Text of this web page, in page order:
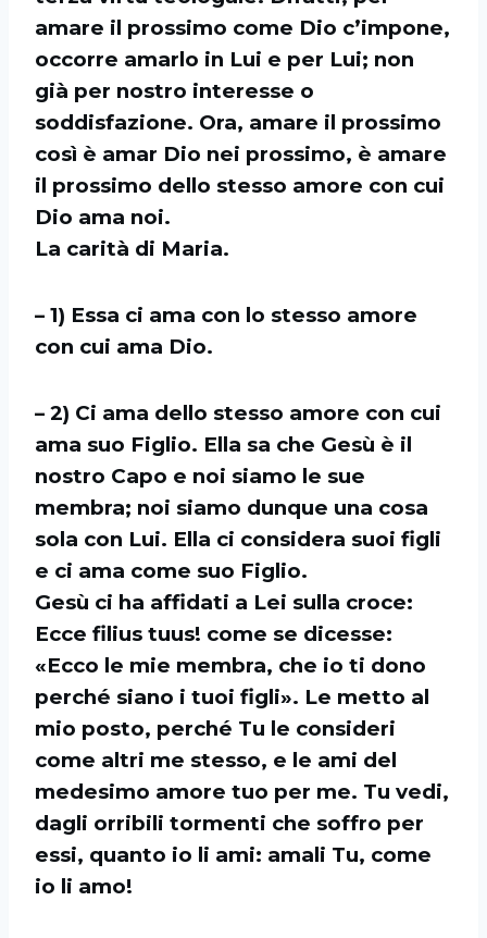
amare il prossimo come Dio c’impone,
occorre amarlo in Lui e per Lui; non
già per nostro interesse o
soddisfazione. Ora, amare il prossimo
così è amar Dio nei prossimo, è amare
il prossimo dello stesso amore con cui
Dio ama noi.
La carità di Maria.
– 1) Essa ci ama con lo stesso amore
con cui ama Dio.
– 2) Ci ama dello stesso amore con cui
ama suo Figlio. Ella sa che Gesù è il
nostro Capo e noi siamo le sue
membra; noi siamo dunque una cosa
sola con Lui. Ella ci considera suoi figli
e ci ama come suo Figlio.
Gesù ci ha affidati a Lei sulla croce:
Ecce filius tuus! come se dicesse:
«Ecco le mie membra, che io ti dono
perché siano i tuoi figli». Le metto al
mio posto, perché Tu le consideri
come altri me stesso, e le ami del
medesimo amore tuo per me. Tu vedi,
dagli orribili tormenti che soffro per
essi, quanto io li ami: amali Tu, come
io li amo!